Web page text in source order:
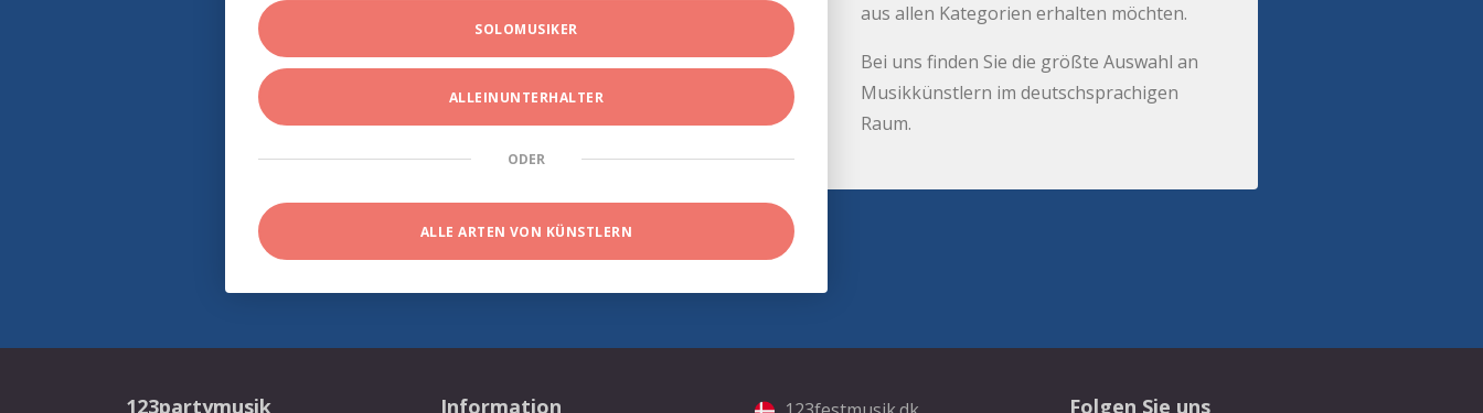
SOLOMUSIKER
ALLEINUNTERHALTER
ODER
ALLE ARTEN VON KÜNSTLERN
aus allen Kategorien erhalten möchten.
Bei uns finden Sie die größte Auswahl an
Musikkünstlern im deutschsprachigen
Raum.
123partymusik Information Folgen Sie uns